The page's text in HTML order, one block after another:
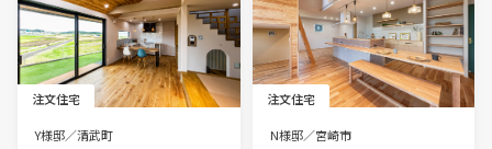
注文住宅
Y様邸 清武町
注文住宅
N様邸 宮崎市